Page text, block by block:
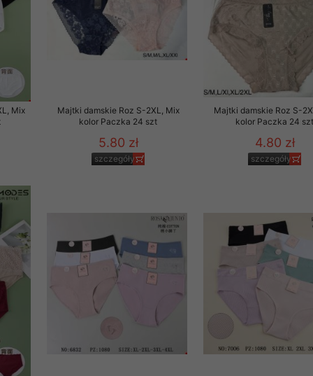
Mix
Majtki damskie Roz S-2XL, Mix
kolor Paczka 24 szt
5.80 zł
szczegóły
Majtki damskie Roz S-
kolor Paczka 24
4.80 zł
szczegóły
przez OMEZ
wycofanie zgody nie
oraz usunięcia
zautomatyzowanemu
Twoich
osobowych.
udzielonego przez
sierpnia 1997 r. o
przechowujemy na
jedynie uprawnieni